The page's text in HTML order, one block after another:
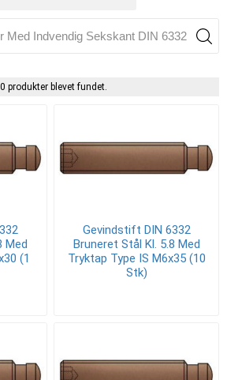
produkter blevet fundet.
Med
(1
Gevindstift DIN 6332
Bruneret Stål Kl. 5.8 Med
Tryktap Type IS M6x35 (10
Stk)